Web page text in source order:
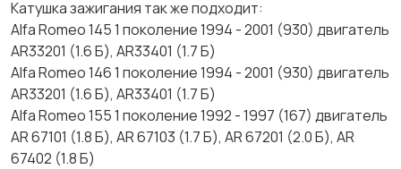
Катушка зажигания так же подходит:
Alfa Romeo 145 1 поколение 1994 - 2001 (930) двигатель
AR33201 (1.6 Б), AR33401 (1.7 Б)
Alfa Romeo 146 1 поколение 1994 - 2001 (930) двигатель
AR33201 (1.6 Б), AR33401 (1.7 Б)
Alfa Romeo 155 1 поколение 1992 - 1997 (167) двигатель
AR 67101 (1.8 Б), AR 67103 (1.7 Б), AR 67201 (2.0 Б), AR
67402 (1.8 Б)